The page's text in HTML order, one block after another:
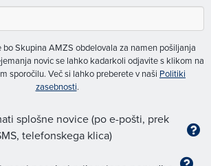
Skupina AMZS obdelovala za namen pošiljanja
novic se lahko kadarkoli odjavite s klikom na
sporočilu. Več si lahko preberete v naši Politiki
zasebnosti.
splošne novice (po e-pošti, prek
telefonskega klica)